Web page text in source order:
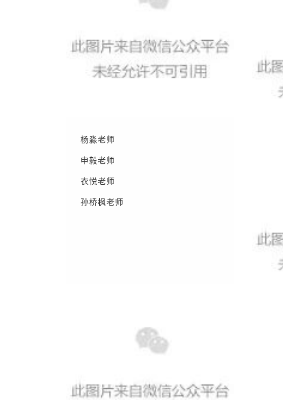
杨淼老师
申毅老师
衣悦老师
孙桥枫老师